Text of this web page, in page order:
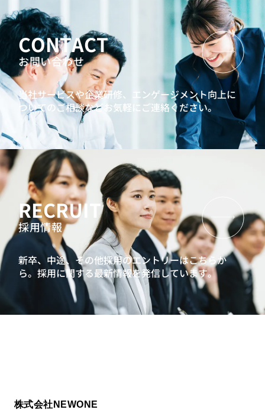
CONTACT
お問い合わせ
当社サービスや企業研修、エンゲージメント向上に
ついてのご相談などお気軽にご連絡ください。
RECRUIT
採用情報
新卒、中途、その他採用のエントリーはこちらか
ら。採用に関する最新情報を発信しています。
株式会社NEWONE